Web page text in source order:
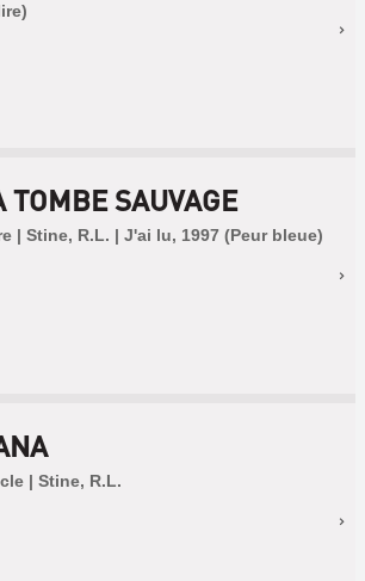
TOMBE SAUVAGE
| Stine, R.L. | J'ai lu, 1997 (Peur bleue)
| Stine, R.L.